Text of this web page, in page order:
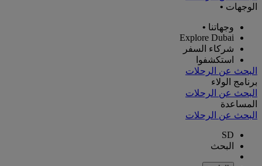
الوجهات •
وجهاتنا •
Explore Dubai
شركاء السفر
استكشفوا
البحث عن الرحلات
برنامج الولاء
البحث عن الرحلات
المساعدة
البحث عن الرحلات
SD
البحث